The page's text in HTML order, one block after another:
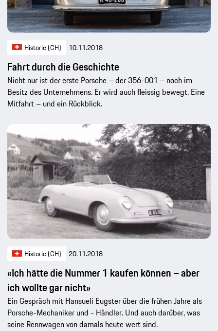
Historie (CH) 10.11.2018
Fahrt durch die Geschichte
Nicht nur ist der erste Porsche – der 356-001 – noch im
Besitz des Unternehmens. Er wird auch fleissig bewegt. Eine
Mitfahrt – und ein Rückblick.
Historie (CH) 20.11.2018
«Ich hätte die Nummer 1 kaufen können – aber
ich wollte gar nicht»
Ein Gespräch mit Hansueli Eugster über die frühen Jahre als
Porsche-Mechaniker und - Händler. Und auch darüber, was
seine Rennwagen von damals heute wert sind.